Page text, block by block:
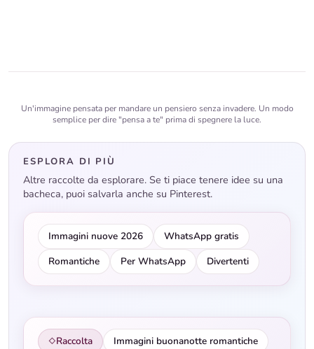
Un'immagine pensata per mandare un pensiero senza invadere. Un modo
semplice per dire "pensa a te" prima di spegnere la luce.
ESPLORA DI PIÙ
Altre raccolte da esplorare. Se ti piace tenere idee su una
bacheca, puoi salvarla anche su Pinterest.
Immagini nuove 2026
WhatsApp gratis
Romantiche
Per WhatsApp Divertenti
◇Raccolta Immagini buonanotte romantiche